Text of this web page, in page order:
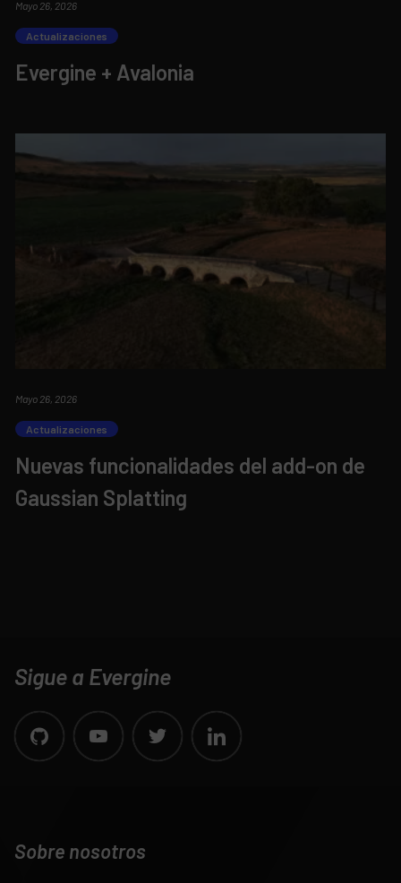
Mayo 26, 2026
Actualizaciones
Evergine + Avalonia
Mayo 26, 2026
Actualizaciones
Nuevas funcionalidades del add-on de
Gaussian Splatting
Sigue a Evergine
Sobre nosotros